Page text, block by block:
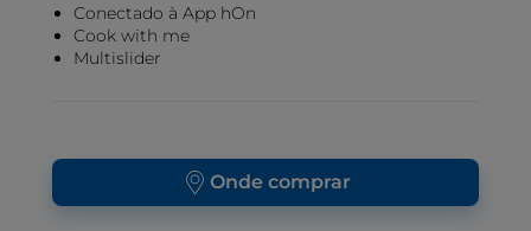
Conectado à App hOn
Cook with me
Multislider
Onde comprar